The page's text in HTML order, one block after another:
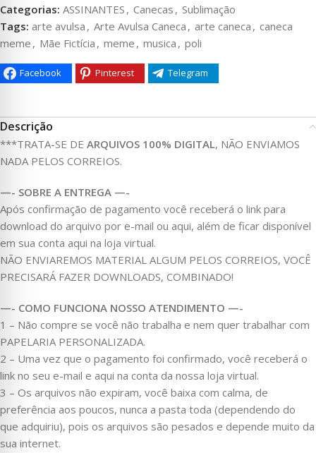
Categorias: ASSINANTES , Canecas , Sublimação
Tags: arte avulsa , Arte Avulsa Caneca , arte caneca , caneca
meme , Mãe Fictícia , meme , musica , poli
Facebook Pinterest Telegram
Descrição
***TRATA-SE DE ARQUIVOS 100% DIGITAL, NÃO ENVIAMOS
NADA PELOS CORREIOS.
—- SOBRE A ENTREGA —-
Após confirmação de pagamento você receberá o link para
download do arquivo por e-mail ou aqui, além de ficar disponível
em sua conta aqui na loja virtual.
NÃO ENVIAREMOS MATERIAL ALGUM PELOS CORREIOS, VOCÊ
PRECISARÁ FAZER DOWNLOADS, COMBINADO!
—- COMO FUNCIONA NOSSO ATENDIMENTO —-
1 – Não compre se você não trabalha e nem quer trabalhar com
PAPELARIA PERSONALIZADA.
2 – Uma vez que o pagamento foi confirmado, você receberá o
link no seu e-mail e aqui na conta da nossa loja virtual.
3 – Os arquivos não expiram, você baixa com calma, de
preferência aos poucos, nunca a pasta toda (dependendo do
que adquiriu), pois os arquivos são pesados e depende muito da
sua internet.